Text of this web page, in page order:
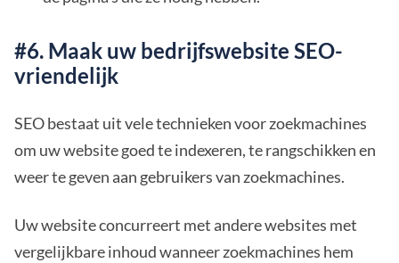
#6. Maak uw bedrijfswebsite SEO-
vriendelijk
SEO bestaat uit vele technieken voor zoekmachines
om uw website goed te indexeren, te rangschikken en
weer te geven aan gebruikers van zoekmachines.
Uw website concurreert met andere websites met
vergelijkbare inhoud wanneer zoekmachines hem